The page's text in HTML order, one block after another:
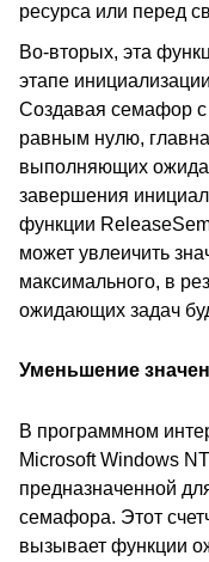
ресурса или перед
Во-вторых, эта
этапе
Создавая семафор с
равным нулю,
выполняющих
завершения
функции
может увлеичить
максимального, в
ожидающих задач
Уменьшение
В программном
Microsoft Windows
предназначенной
семафора. Этот
вызывает функции